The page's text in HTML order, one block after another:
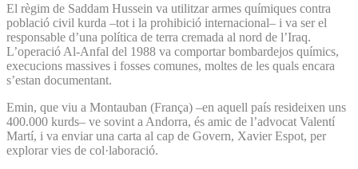
El règim de Saddam Hussein va utilitzar armes químiques contra
població civil kurda –tot i la prohibició internacional– i va ser el
responsable d’una política de terra cremada al nord de l’Iraq.
L’operació Al-Anfal del 1988 va comportar bombardejos químics,
execucions massives i fosses comunes, moltes de les quals encara
s’estan documentant.
Emin, que viu a Montauban (França) –en aquell país resideixen uns
400.000 kurds– ve sovint a Andorra, és amic de l’advocat Valentí
Martí, i va enviar una carta al cap de Govern, Xavier Espot, per
explorar vies de col·laboració.